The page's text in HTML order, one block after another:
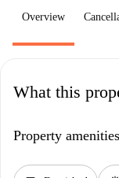
Overview
What this
Property amenities